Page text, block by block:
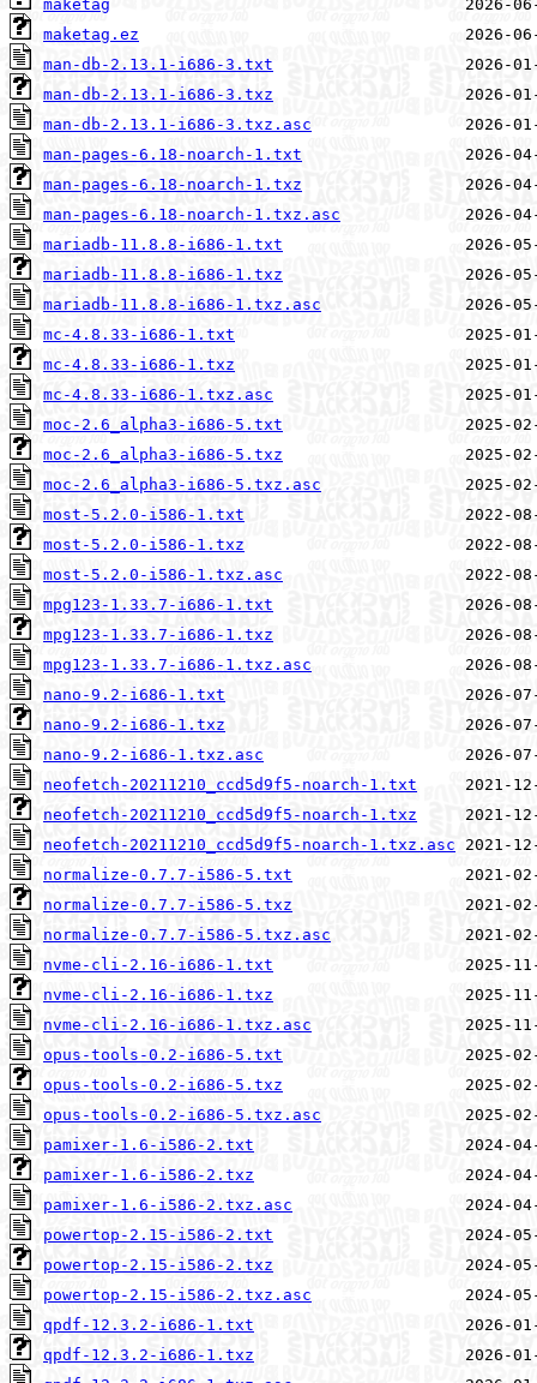
maketag
maketag.ez
man-db-2.13.1-i686-3.txt
man-db-2.13.1-i686-3.txz
man-db-2.13.1-i686-3.txz.asc
man-pages-6.18-noarch-1.txt
man-pages-6.18-noarch-1.txz
man-pages-6.18-noarch-1.txz.asc
mariadb-11.8.8-i686-1.txt
mariadb-11.8.8-i686-1.txz
mariadb-11.8.8-i686-1.txz.asc
mc-4.8.33-i686-1.txt
mc-4.8.33-i686-1.txz
mc-4.8.33-i686-1.txz.asc
moc-2.6_alpha3-i686-5.txt
moc-2.6_alpha3-i686-5.txz
moc-2.6_alpha3-i686-5.txz.asc
most-5.2.0-i586-1.txt
most-5.2.0-i586-1.txz
most-5.2.0-i586-1.txz.asc
mpg123-1.33.7-i686-1.txt
mpg123-1.33.7-i686-1.txz
mpg123-1.33.7-i686-1.txz.asc
nano-9.2-i686-1.txt
nano-9.2-i686-1.txz
nano-9.2-i686-1.txz.asc
neofetch-20211210_ccd5d9f5-noarch-1.txt
neofetch-20211210_ccd5d9f5-noarch-1.txz
neofetch-20211210_ccd5d9f5-noarch-1.txz.asc
normalize-0.7.7-i586-5.txt
normalize-0.7.7-i586-5.txz
normalize-0.7.7-i586-5.txz.asc
nvme-cli-2.16-i686-1.txt
nvme-cli-2.16-i686-1.txz
nvme-cli-2.16-i686-1.txz.asc
opus-tools-0.2-i686-5.txt
opus-tools-0.2-i686-5.txz
opus-tools-0.2-i686-5.txz.asc
pamixer-1.6-i586-2.txt
pamixer-1.6-i586-2.txz
pamixer-1.6-i586-2.txz.asc
powertop-2.15-i586-2.txt
powertop-2.15-i586-2.txz
powertop-2.15-i586-2.txz.asc
qpdf-12.3.2-i686-1.txt
qpdf-12.3.2-i686-1.txz